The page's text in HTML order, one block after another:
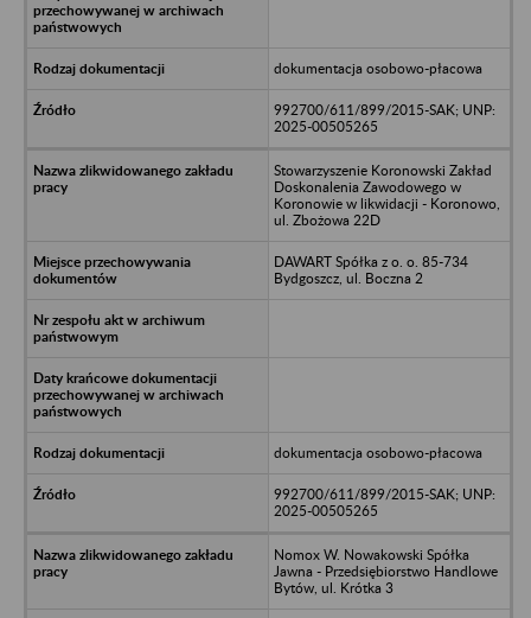
dokumentacja osobowo-płacowa
992700/611/899/2015-SAK; UNP:
2025-00505265
Stowarzyszenie Koronowski Zakład
Doskonalenia Zawodowego w
Koronowie w likwidacji - Koronowo,
ul. Zbożowa 22D
DAWART Spółka z o. o. 85-734
Bydgoszcz, ul. Boczna 2
dokumentacja osobowo-płacowa
992700/611/899/2015-SAK; UNP:
2025-00505265
Nomox W. Nowakowski Spółka
Jawna - Przedsiębiorstwo Handlowe
Bytów, ul. Krótka 3